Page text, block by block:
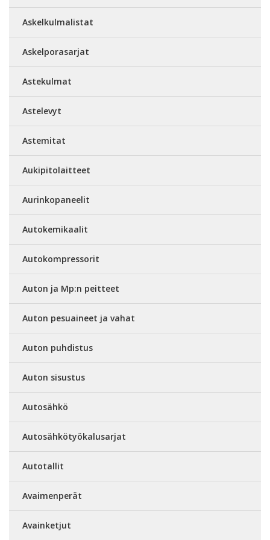
Askelkulmalistat
Askelporasarjat
Astekulmat
Astelevyt
Astemitat
Aukipitolaitteet
Aurinkopaneelit
Autokemikaalit
Autokompressorit
Auton ja Mp:n peitteet
Auton pesuaineet ja vahat
Auton puhdistus
Auton sisustus
Autosähkö
Autosähkötyökalusarjat
Autotallit
Avaimenperät
Avainketjut